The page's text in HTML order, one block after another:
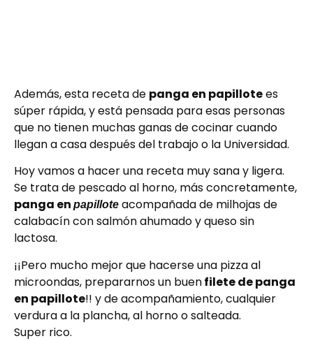
Además, esta receta de panga en papillotees
súper rápida, y está pensada para esas personas
que no tienen muchas ganas de cocinar cuando
llegan a casa después del trabajo o la Universidad.
Hoy vamos a hacer una receta muy sana y ligera.
Se trata de pescado al horno, más concretamente,
panga en papillote acompañada de milhojas de
calabacín con salmón ahumado y queso sin
lactosa.
¡¡Pero mucho mejor que hacerse una pizza al
microondas, prepararnos un buenfilete de panga
en papillote!! y de acompañamiento, cualquier
verdura a la plancha, al horno o salteada.
Super rico.